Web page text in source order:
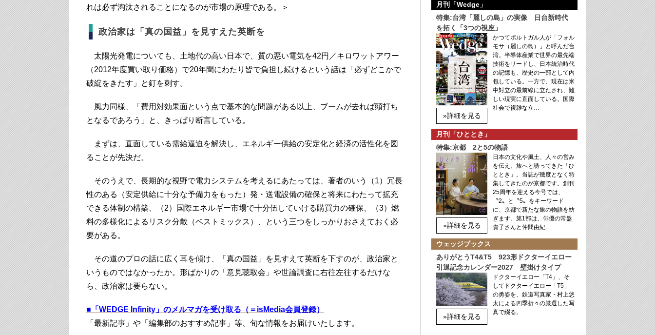
れは必ず淘汰されることになるのが市場の原理である。＞
政治家は「真の国益」を見すえた英断を
太陽光発電についても、土地代の高い日本で、質の悪い電気を42円／キロワットアワー
（2012年度買い取り価格）で20年間にわたり皆で負担し続けるという話は「必ずどこかで
破綻をきたす」と釘を刺す。
風力同様、「費用対効果面という点で基本的な問題がある以上、ブームが去れば頭打ち
となるであろう」と、きっぱり断言している。
まずは、直面している需給逼迫を解決し、エネルギー供給の安定化と経済の活性化を図
ることが先決だ。
そのうえで、長期的な視野で電力システムを考えるにあたっては、著者のいう（1）冗長
性のある（安定供給に十分な予備力をもった）発・送電設備の確保と将来にわたって拡充
できる体制の構築、（2）国際エネルギー市場で十分伍していける購買力の確保、（3）燃
料の多様化によるリスク分散（ベストミックス）、という三つをしっかりおさえておく必
要がある。
その道のプロの話に広く耳を傾け、「真の国益」を見すえて英断を下すのが、政治家と
いうものではなかったか。形ばかりの「意見聴取会」や世論調査に右往左往するだけな
ら、政治家は要らない。
■ 「WEDGE Infinity」のメルマガを受け取る（＝isMedia会員登録）
「最新記事」や「編集部のおすすめ記事」等、旬な情報をお届けいたします。
月刊「Wedge」
特集:台湾「麗しの島」の実像 日台新時代
を拓く「3つの視座」
»詳細を見る
かつてポルトガル人が「フォル
モサ（麗しの島）」と呼んだ台
湾。半導体産業で世界の最先端
技術をリードし、日本統治時代
の記憶も、歴史の一部として内
包している。一方で、現在は米
中対立の最前線に立たされ、難
しい現実に直面している。国際
社会で複雑な立…
月刊「ひととき」
特集:京都 2と5の物語
»詳細を見る
日本の文化や風土、人々の営み
を伝え、旅へと誘ってきた「ひ
ととき」。当誌が幾度となく特
集してきたのが京都です。創刊
25周年を迎える今号では、
〝2〟と〝5〟をキーワード
に、京都で新たな旅の物語を紡
ぎます。第1部は、俳優の常盤
貴子さんと仲間由紀…
ウェッジブックス
ありがとうT4&T5 923形ドクターイエロー
引退記念カレンダー2027 壁掛けタイプ
»詳細を見る
ドクターイエロー「T4」、そ
してドクターイエロー「T5」
の勇姿を、鉄道写真家・村上悠
太による四季折々の厳選した写
真で綴る。